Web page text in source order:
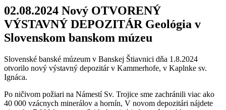
02.08.2024 Nový OTVORENÝ
VÝSTAVNÝ DEPOZITÁR Geológia v
Slovenskom banskom múzeu
Slovenské banské múzeum v Banskej Štiavnici dňa 1.8.2024
otvorilo nový výstavný depozitár v Kammerhofe, v Kaplnke sv.
Ignáca.
Po ničivom požiari na Námestí Sv. Trojice sme zachránili viac ako
40 000 vzácnych minerálov a hornín, V novom depozitári nájdete